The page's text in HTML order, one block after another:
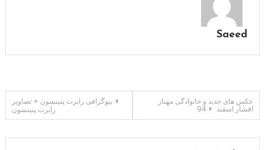
Saeed
راهبری
بیوگرافی رابرت پتینسون + تصاویر
رابرت پتینسون
عکس های جدید و خانوادگی مهناز
افشار اسفند 94